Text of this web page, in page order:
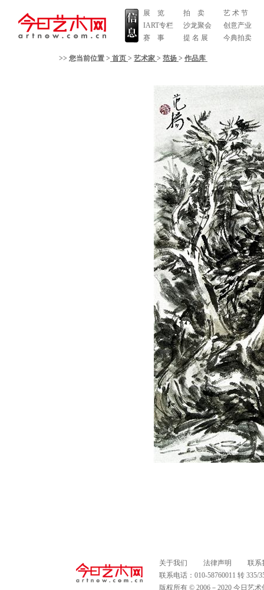
展 览
IART专栏
赛 事
拍 卖
沙龙聚会
提 名 展
艺 术 节
创意产业
今典拍卖
>> 您当前位置 > 首页 > 艺术家 > 范扬 > 作品库
关于我们 法律声明
联系
联系电话：010-58760011 转
版权所有 © 2006－2020 今日艺